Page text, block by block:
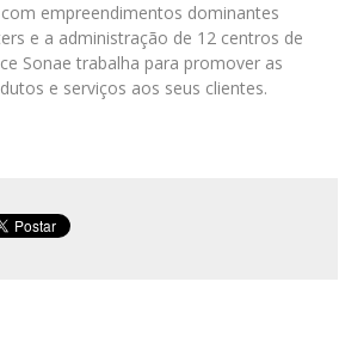
empreendimentos dominantes
e a administração de 12 centros de
Sonae trabalha para promover as
e serviços aos seus clientes.